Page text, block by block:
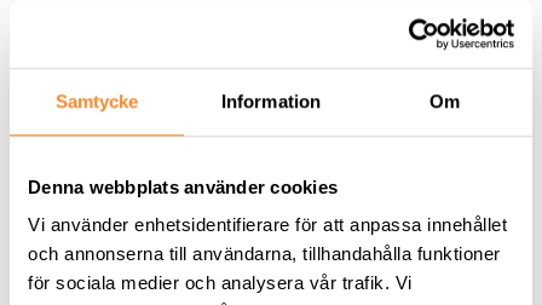
Samtycke Information Om
Denna webbplats använder cookies
Vi använder enhetsidentifierare för att anpassa innehållet
och annonserna till användarna, tillhandahålla funktioner
för sociala medier och analysera vår trafik. Vi
SLP kommer att genomföra en tillbyggnad i
hyresavtal avseende hela fastigheten om cirka 30
tkvm. Hyresavtalet löper över 8 år med tillträde den
lämnar den ursprungliga fastigheten.
SLP har tecknat ett hyresavtal om cirka 19 tkvm i
Eskilstuna med hyrestid om 5,5 år. Tillträde sker 1
augusti 2026, samtidigt som nuvarande hyresgäst
lämnar fastigheten.